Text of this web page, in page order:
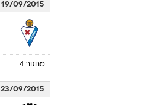
19/09/2015
מחזור 4
23/09/2015